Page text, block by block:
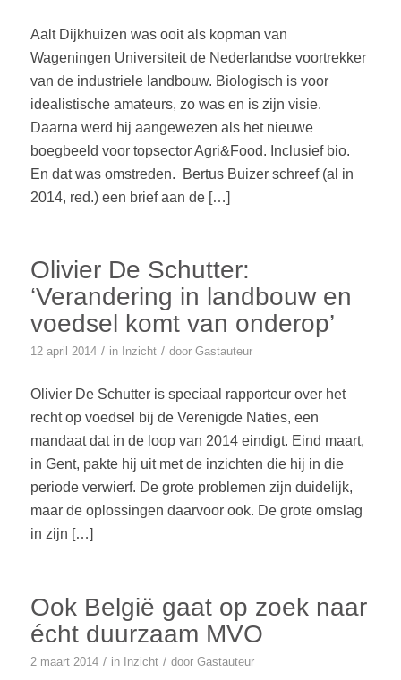
Aalt Dijkhuizen was ooit als kopman van
Wageningen Universiteit de Nederlandse voortrekker
van de industriele landbouw. Biologisch is voor
idealistische amateurs, zo was en is zijn visie.
Daarna werd hij aangewezen als het nieuwe
boegbeeld voor topsector Agri&Food. Inclusief bio.
En dat was omstreden. Bertus Buizer schreef (al in
2014, red.) een brief aan de […]
Olivier De Schutter:
‘Verandering in landbouw en
voedsel komt van onderop’
12 april 2014 / in Inzicht / door Gastauteur
Olivier De Schutter is speciaal rapporteur over het
recht op voedsel bij de Verenigde Naties, een
mandaat dat in de loop van 2014 eindigt. Eind maart,
in Gent, pakte hij uit met de inzichten die hij in die
periode verwierf. De grote problemen zijn duidelijk,
maar de oplossingen daarvoor ook. De grote omslag
in zijn […]
Ook België gaat op zoek naar
écht duurzaam MVO
2 maart 2014 / in Inzicht / door Gastauteur